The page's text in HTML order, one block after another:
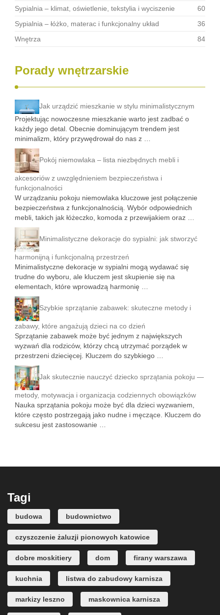
Sypialnia – klimat, oświetlenie, tekstylia i wyciszenie
60
Sypialnia – łóżko, materac i funkcjonalny układ
36
Wnętrza
84
Porady wnętrzarskie
Jak urządzić mieszkanie w stylu minimalistycznym
Projektując nowoczesne mieszkanie warto jest zadbać o
każdy jego detal. Obecnie dominującym trendem jest
minimalizm, który przywędrował do nas z …
Pokój niemowlaka – lista niezbędnych mebli i
akcesoriów z uwzględnieniem bezpieczeństwa i
funkcjonalności
W urządzaniu pokoju niemowlaka kluczowe jest połączenie
bezpieczeństwa z funkcjonalnością. Wybór odpowiednich
mebli, takich jak łóżeczko, komoda z przewijakiem oraz …
Minimalistyczne dekoracje do sypialni: jak stworzyć
harmonijną i funkcjonalną przestrzeń
Minimalistyczne dekoracje w sypialni mogą wydawać się
trudne do wyboru, ale kluczem jest skupienie się na
elementach, które wprowadzą harmonię …
Szybkie sprzątanie zabawek: skuteczne metody i
zabawy, które angażują dzieci na co dzień
Sprzątanie zabawek może być jednym z największych
wyzwań dla rodziców, którzy chcą utrzymać porządek w
przestrzeni dziecięcej. Kluczem do szybkiego …
Jak skutecznie nauczyć dziecko sprzątania pokoju —
metody, motywacja i organizacja codziennych obowiązków
Nauka sprzątania pokoju może być dla dzieci wyzwaniem,
które często postrzegają jako nudne i męczące. Kluczem do
sukcesu jest zastosowanie …
Tagi
budowa budownictwo
czyszczenie żaluzji pionowych katowice
dobre moskitiery dom firany warszawa
kuchnia listwa do zabudowy karnisza
markizy leszno maskownica karnisza